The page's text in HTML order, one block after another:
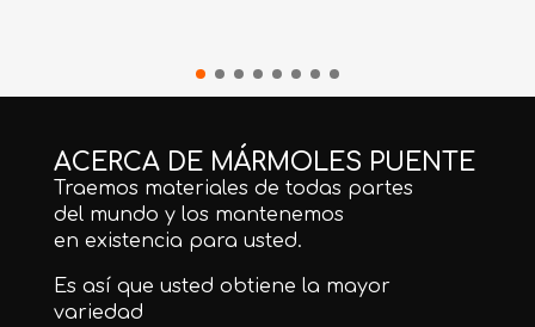
ACERCA DE MÁRMOLES PUENTE
Traemos materiales de todas partes
del mundo y los mantenemos
en existencia para usted.
Es así que usted obtiene la mayor
variedad